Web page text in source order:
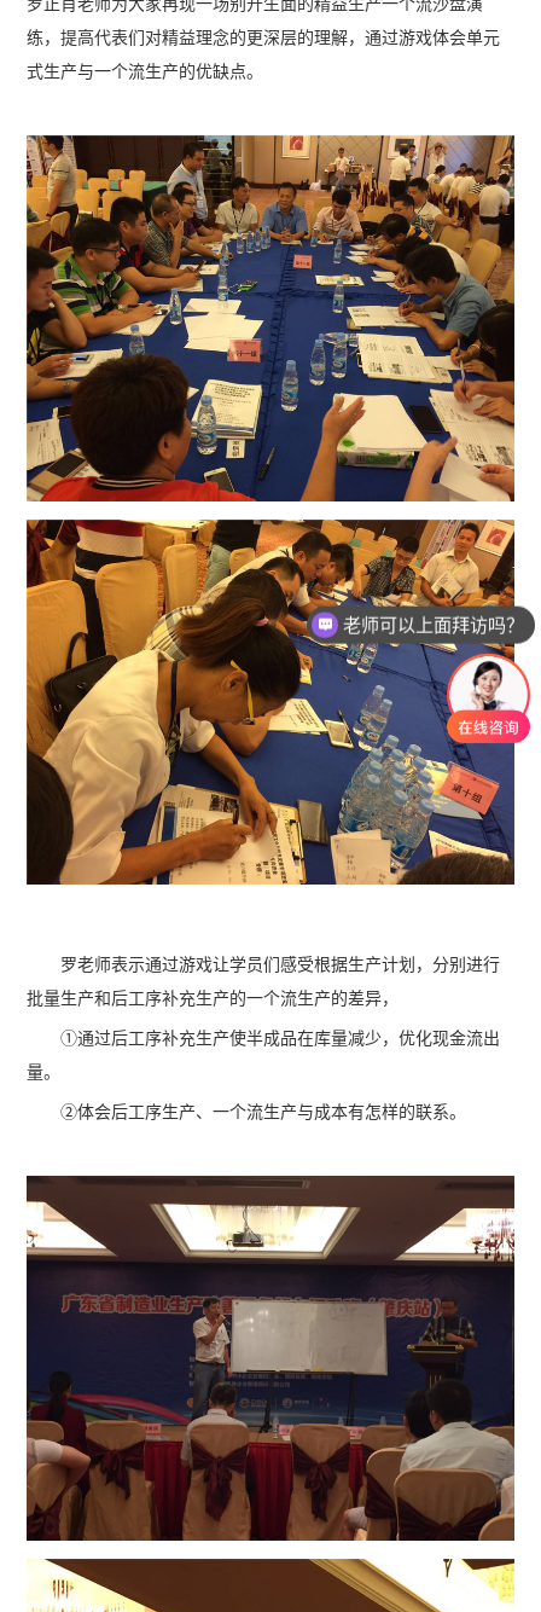
罗正肖老师为大家再现一场别开生面的精益生产一个流沙盘演
练，提高代表们对精益理念的更深层的理解，通过游戏体会单元
式生产与一个流生产的优缺点。
罗老师表示通过游戏让学员们感受根据生产计划，分别进行
批量生产和后工序补充生产的一个流生产的差异，
①通过后工序补充生产使半成品在库量减少，优化现金流出
量。
②体会后工序生产、一个流生产与成本有怎样的联系。
老师可以上面拜访吗？